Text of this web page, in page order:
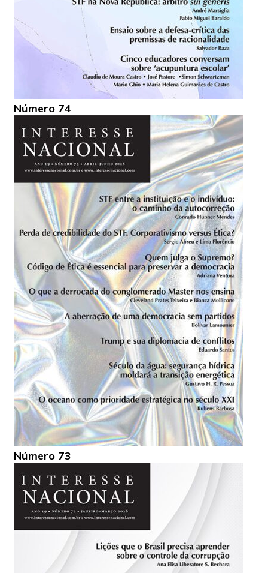
Número 74
Número 73